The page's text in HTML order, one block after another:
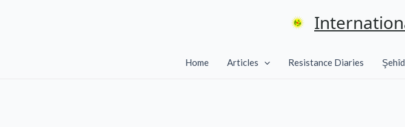
Home Articles Resistance Diaries